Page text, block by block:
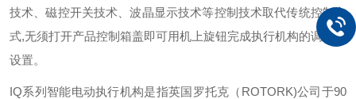
技术、磁控开关技术、波晶显示技术等控制技术取代传统控制方
式,无须打开产品控制箱盖即可用机上旋钮完成执行机构的调试与
设置。
IQ系列智能电动执行机构是指英国罗托克（ROTORK)公司于90